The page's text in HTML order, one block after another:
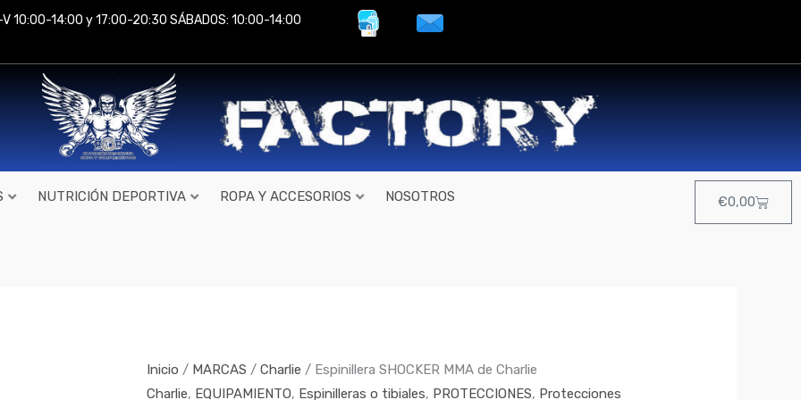
V 10:00-14:00 y 17:00-20:30 SÁBADOS: 10:00-14:00
NUTRICIÓN DEPORTIVA ROPA Y ACCESORIOS NOSOTROS €0,00Cart
Inicio / MARCAS /Charlie / Espinillera SHOCKER MMA de Charlie
Charlie, EQUIPAMIENTO, Espinilleras o tibiales, PROTECCIONES, Protecciones
de
Charlie